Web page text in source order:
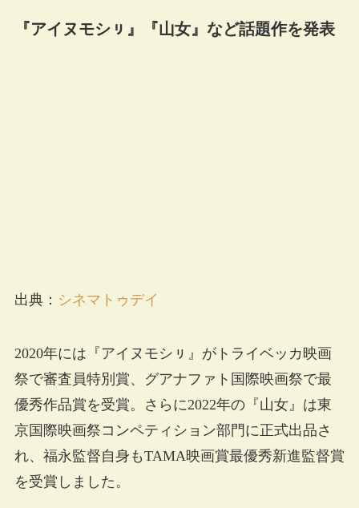
『アイヌモシㇼ』『山女』など話題作を発表
出典： シネマトゥデイ
2020年には『アイヌモシㇼ』がトライベッカ映画
祭で審査員特別賞、グアナファト国際映画祭で最
優秀作品賞を受賞。さらに2022年の『山女』は東
京国際映画祭コンペティション部門に正式出品さ
れ、福永監督自身もTAMA映画賞最優秀新進監督賞
を受賞しました。